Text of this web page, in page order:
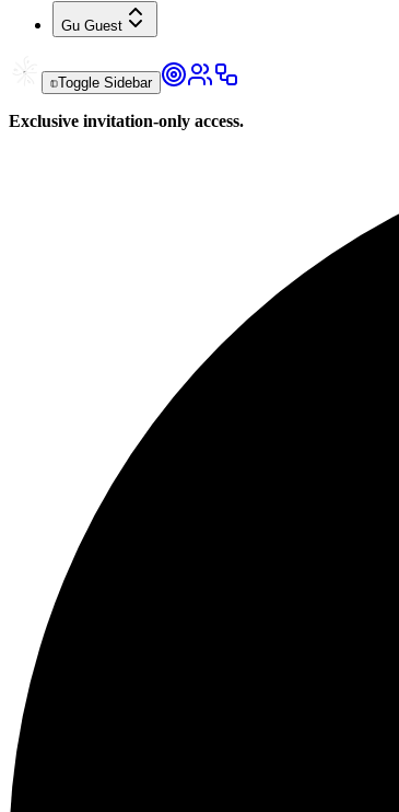
Gu Guest
Toggle Sidebar
Exclusive invitation-only access.